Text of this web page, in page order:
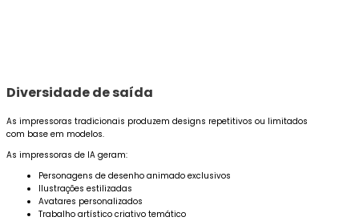
Diversidade de saída
As impressoras tradicionais produzem designs repetitivos ou limitados
com base em modelos.
As impressoras de IA geram:
Personagens de desenho animado exclusivos
Ilustrações estilizadas
Avatares personalizados
Trabalho artístico criativo temático